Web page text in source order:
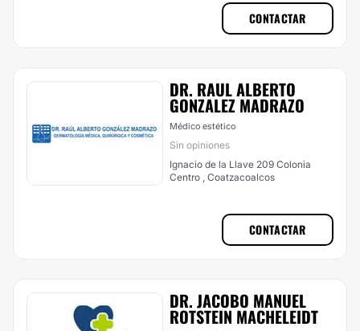
CONTACTAR
DR. RAUL ALBERTO
GONZALEZ MADRAZO
Médico estético
Sin opiniones
Ignacio de la Llave 209 Colonia
Centro , Coatzacoalcos
CONTACTAR
DR. JACOBO MANUEL
ROTSTEIN MACHELEIDT